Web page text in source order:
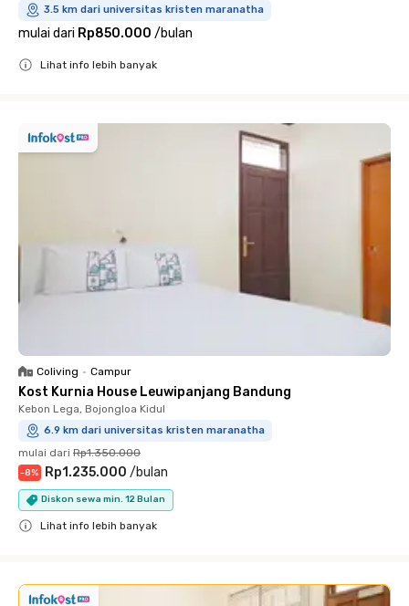
3.5 km dari universitas kristen maranatha
mulai dari Rp850.000 /bulan
Lihat info lebih banyak
Coliving • Campur
Kost Kurnia House Leuwipanjang Bandung
Kebon Lega, Bojongloa Kidul
6.9 km dari universitas kristen maranatha
mulai dari Rp1.350.000
-8% Rp1.235.000 /bulan
Diskon sewa min. 12 Bulan
Lihat info lebih banyak